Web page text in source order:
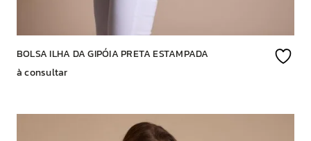
BOLSA ILHA DA GIPÓIA PRETA ESTAMPADA
à consultar